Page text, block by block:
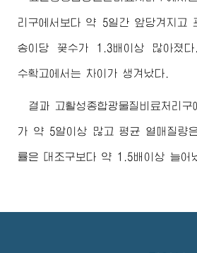
리구에서보다 약 5일간 앞당겨지고
송이당 꽃수가 1.3배이상 많아졌다
수확고에서는 차이가 생겨났다.
결과 고활성종합광물질비료처리
가 약 5알이상 많고 평균 열매질량
률은 대조구보다 약 1.5배이상 늘어